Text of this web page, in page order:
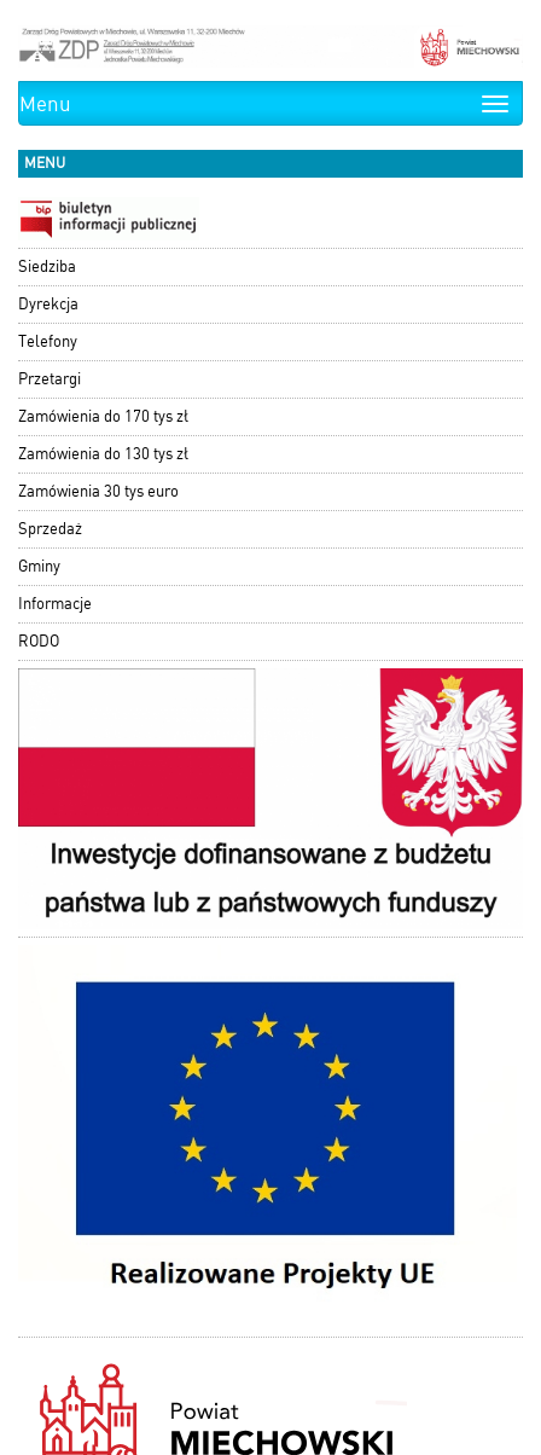
Toggle
Menu
MENU
Siedziba
Dyrekcja
Telefony
Przetargi
Zamówienia do 170 tys zł
Zamówienia do 130 tys zł
Zamówienia 30 tys euro
Sprzedaż
Gminy
Informacje
RODO